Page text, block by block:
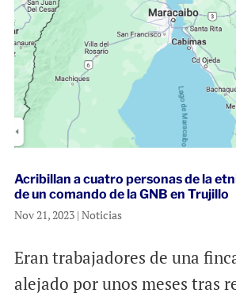
Acribillan a cuatro personas de la
de un comando de la GNB en Trujillo
Nov 21, 2023| Noticias
Eran trabajadores de una
alejado por unos meses tras